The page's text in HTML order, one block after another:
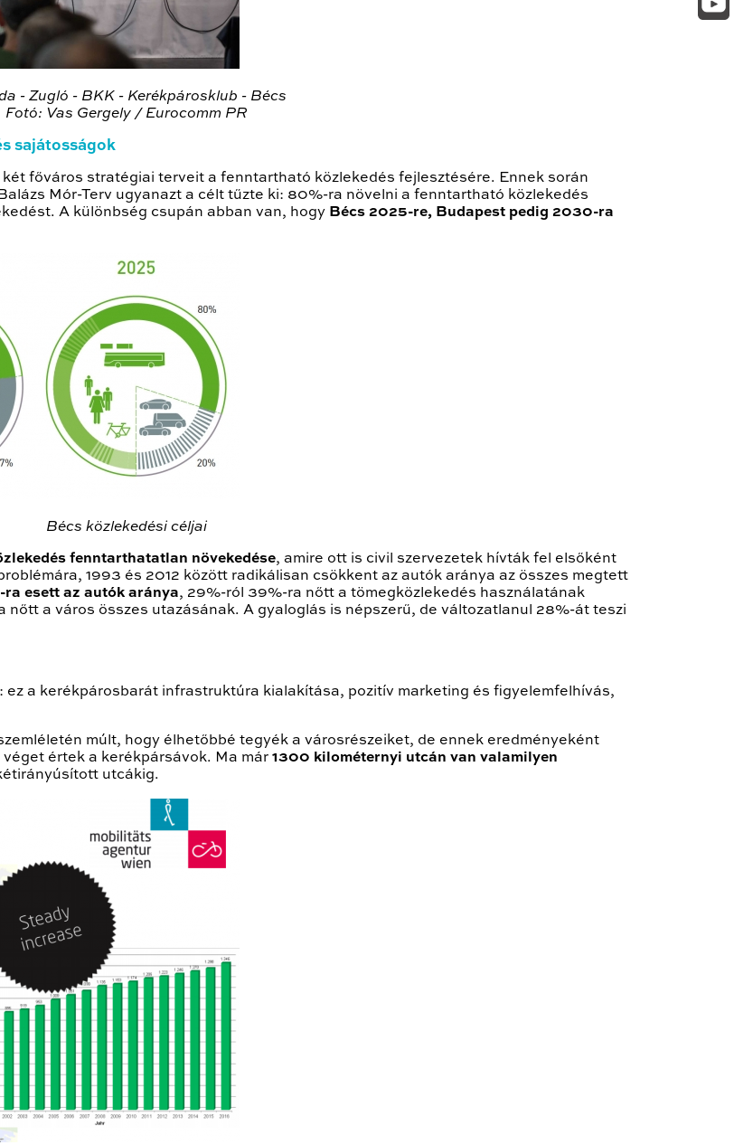
- Zugló - BKK - Kerékpárosklub - Bécs
Fotó: Vas Gergely / Eurocomm PR
sajátosságok
főváros stratégiai terveit a fenntartható közlekedés fejlesztésére. Ennek során
Mór-Terv ugyanazt a célt tűzte ki: 80%-ra növelni a fenntartható közlekedés
A különbség csupán abban van, hogy Bécs 2025-re, Budapest pedig 2030-ra
Bécs közlekedési céljai
fenntarthatatlan növekedése, amire ott is civil szervezetek hívták fel elsőként
1993 és 2012 között radikálisan csökkent az autók aránya az összes megtett
esett az autók aránya, 29%-ról 39%-ra nőtt a tömegközlekedés használatának
a város összes utazásának. A gyaloglás is népszerű, de változatlanul 28%-át teszi
a kerékpárosbarát infrastruktúra kialakítása, pozitív marketing és figyelemfelhívás,
múlt, hogy élhetőbbé tegyék a városrészeiket, de ennek eredményeként
értek a kerékpársávok. Ma már 1300 kilométernyi utcán van valamilyen
utcákig.